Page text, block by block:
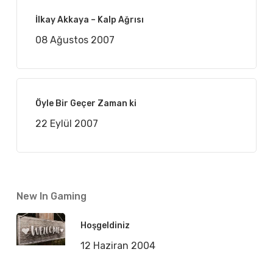
İlkay Akkaya – Kalp Ağrısı
08 Ağustos 2007
Öyle Bir Geçer Zaman ki
22 Eylül 2007
New In Gaming
Hoşgeldiniz
12 Haziran 2004